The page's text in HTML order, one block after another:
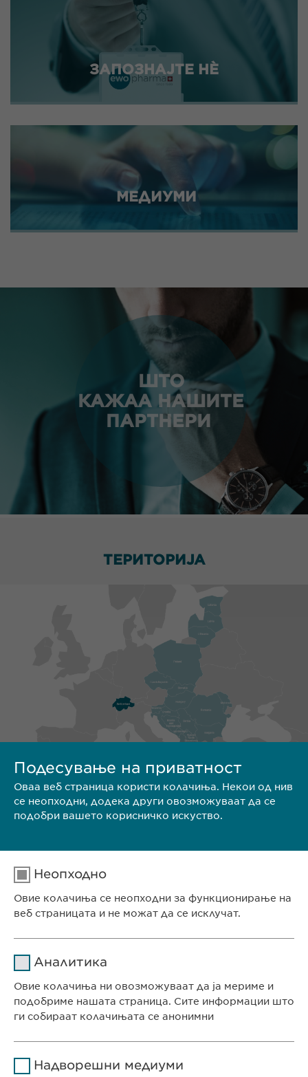
ЗАПОЗНАЈТЕ НÈ
МЕДИУМИ
ШТО
КАЖАА НАШИТЕ
ПАРТНЕРИ
ТЕРИТОРИЈА
Евофарма АГ Претставништво Скопје
Подесување на приватност
Оваа веб страница користи колачиња. Некои од нив
се неопходни, додека други овозможуваат да се
подобри вашето корисничко искуство.
Неопходно
Овие колачиња се неопходни за функционирање на
веб страницата и не можат да се исклучат.
sgalinski
Времетраење
Цел
согласност за колачиња
Аналитика
Овие колачиња ни овозможуваат да ја мериме и
подобриме нашата страница. Сите информации што
ги собираат колачињата се анонимни
Надворешни медиуми